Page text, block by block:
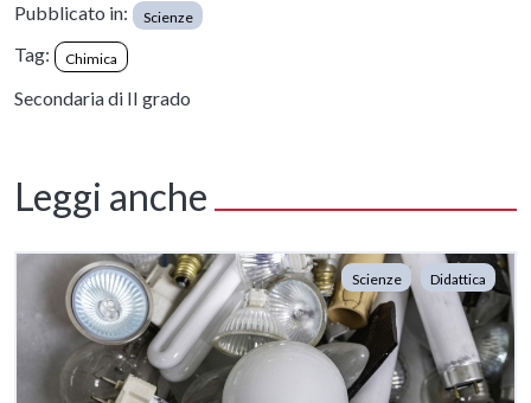
Pubblicato in: Scienze
Tag: Chimica
Secondaria di II grado
Leggi anche
Scienze Didattica